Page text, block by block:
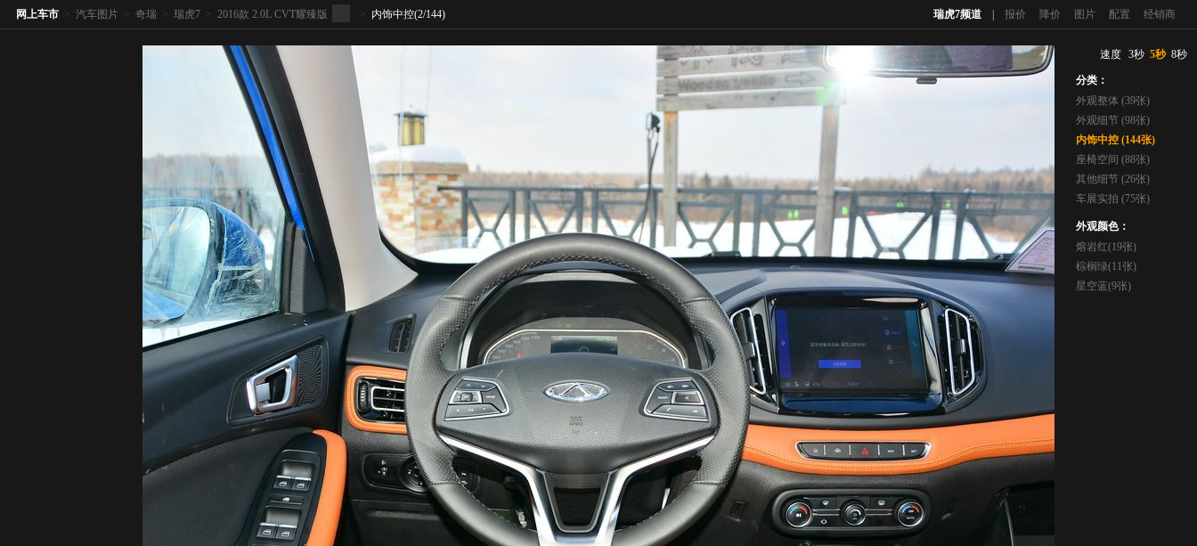
瑞虎7频道 报价 降价 图片 配置 经销商
网上车市 > 汽车图片 > 奇瑞 > 瑞虎7 > 2016款 2.0L CVT耀臻版 > 内饰中控(2/144)
速度 3秒 5秒 8秒
分类：
外观整体 (39张)
外观细节 (98张)
内饰中控 (144张)
座椅空间 (88张)
其他细节 (26张)
车展实拍 (75张)
外观颜色：
熔岩红(19张)
棕榈绿(11张)
星空蓝(9张)